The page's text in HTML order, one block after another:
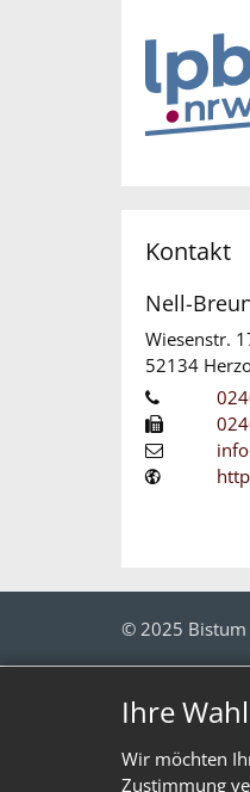
Ihre
Wir möchten
Zustimmung
Kontakt
Nell-
Wiesenstr.
52134
© 2025 Bistum